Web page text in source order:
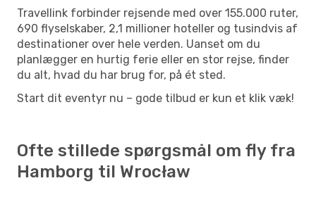
Travellink forbinder rejsende med over 155.000 ruter,
690 flyselskaber, 2,1 millioner hoteller og tusindvis af
destinationer over hele verden. Uanset om du
planlægger en hurtig ferie eller en stor rejse, finder
du alt, hvad du har brug for, på ét sted.
Start dit eventyr nu – gode tilbud er kun et klik væk!
Ofte stillede spørgsmål om fly fra
Hamborg til Wrocław